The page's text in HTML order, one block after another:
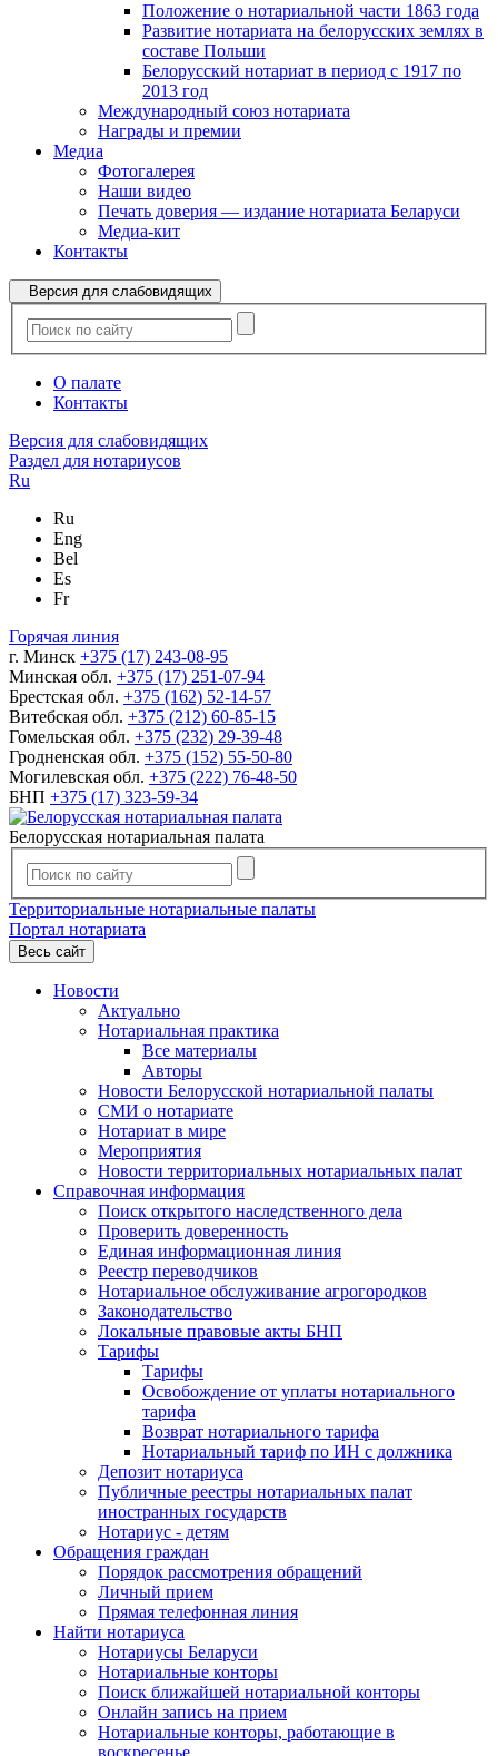
Положение о нотариальной части 1863 года
Развитие нотариата на белорусских землях в
составе Польши
Белорусский нотариат в период с 1917 по
2013 год
Международный союз нотариата
Награды и премии
Медиа
Фотогалерея
Наши видео
Печать доверия — издание нотариата Беларуси
Медиа-кит
Контакты
Версия для слабовидящих
О палате
Контакты
Версия для слабовидящих
Раздел для нотариусов
Ru
Ru
Eng
Bel
Es
Fr
Горячая линия
г. Минск +375 (17) 243-08-95
Минская обл. +375 (17) 251-07-94
Брестская обл. +375 (162) 52-14-57
Витебская обл. +375 (212) 60-85-15
Гомельская обл. +375 (232) 29-39-48
Гродненская обл. +375 (152) 55-50-80
Могилевская обл. +375 (222) 76-48-50
БНП +375 (17) 323-59-34
Белорусская нотариальная палата
Территориальные нотариальные палаты
Портал нотариата
Весь сайт
Новости
Актуально
Нотариальная практика
Все материалы
Авторы
Новости Белорусской нотариальной палаты
СМИ о нотариате
Нотариат в мире
Мероприятия
Новости территориальных нотариальных палат
Справочная информация
Поиск открытого наследственного дела
Проверить доверенность
Единая информационная линия
Реестр переводчиков
Нотариальное обслуживание агрогородков
Законодательство
Локальные правовые акты БНП
Тарифы
Тарифы
Освобождение от уплаты нотариального
тарифа
Возврат нотариального тарифа
Нотариальный тариф по ИН с должника
Депозит нотариуса
Публичные реестры нотариальных палат
иностранных государств
Нотариус - детям
Обращения граждан
Порядок рассмотрения обращений
Личный прием
Прямая телефонная линия
Найти нотариуса
Нотариусы Беларуси
Нотариальные конторы
Поиск ближайшей нотариальной конторы
Онлайн запись на прием
Нотариальные конторы, работающие в
воскресенье